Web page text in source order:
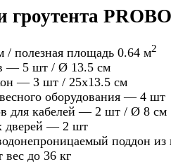
гроутента
/ полезная площадь 0.64 м2
— 5 шт / Ø 13.5 см
— 3 шт / 25х13.5 см
оборудования — 4 шт
для кабелей — 2 шт / Ø 8 см
дверей — 2 шт
поддон
вес до 36 кг